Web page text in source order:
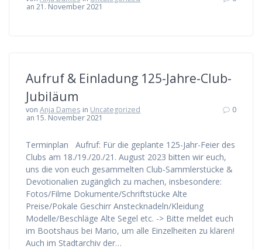
an 21. November 2021
Aufruf & Einladung 125-Jahre-Club-
Jubiläum
von Anja Dames in Uncategorized
an 15. November 2021
0
Terminplan Aufruf: Für die geplante 125-Jahr-Feier des
Clubs am 18./19./20./21. August 2023 bitten wir euch,
uns die von euch gesammelten Club-Sammlerstücke &
Devotionalien zugänglich zu machen, insbesondere:
Fotos/Filme Dokumente/Schriftstücke Alte
Preise/Pokale Geschirr Anstecknadeln/Kleidung
Modelle/Beschläge Alte Segel etc. -> Bitte meldet euch
im Bootshaus bei Mario, um alle Einzelheiten zu klären!
Auch im Stadtarchiv der…